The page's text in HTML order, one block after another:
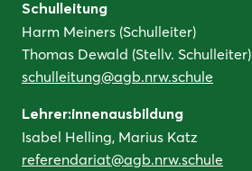
Schulleitung
Harm Meiners (Schulleiter)
Thomas Dewald (Stellv. Schulleiter)
schulleitung@agb.nrw.schule
Lehrer:innenausbildung
Isabel Helling, Marius Katz
referendariat@agb.nrw.schule